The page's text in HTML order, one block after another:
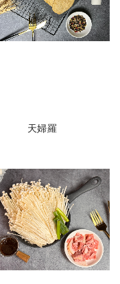
天婦羅